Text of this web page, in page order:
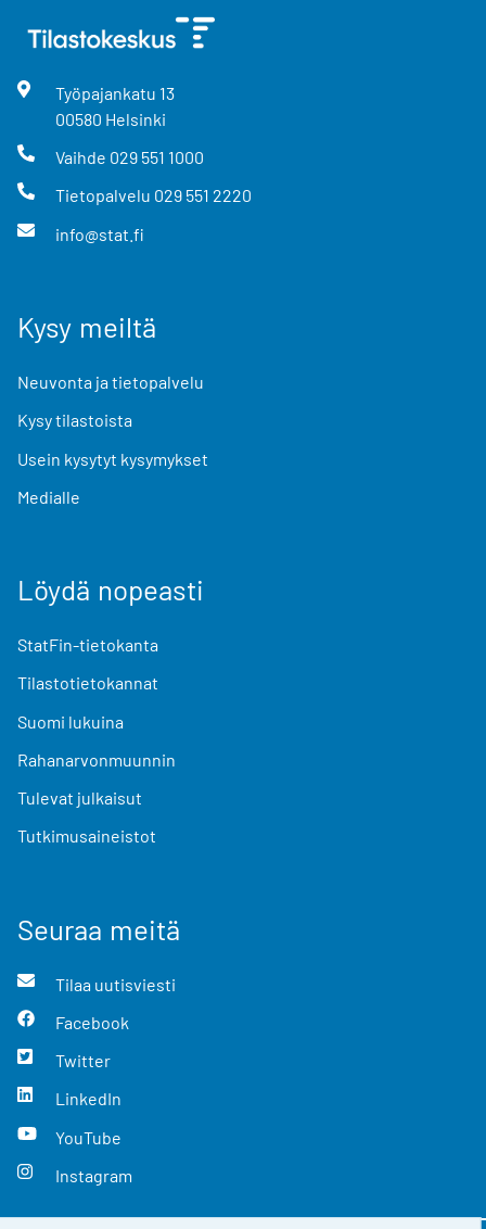
Työpajankatu 13
00580 Helsinki
Vaihde 029 551 1000
Tietopalvelu 029 551 2220
info@stat.fi
Kysy meiltä
Neuvonta ja tietopalvelu
Kysy tilastoista
Usein kysytyt kysymykset
Medialle
Löydä nopeasti
StatFin-tietokanta
Tilastotietokannat
Suomi lukuina
Rahanarvonmuunnin
Tulevat julkaisut
Tutkimusaineistot
Seuraa meitä
Tilaa uutisviesti
Facebook
Twitter
LinkedIn
YouTube
Instagram